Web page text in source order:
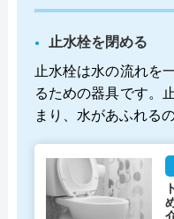
止水栓を閉める
止水栓は水の流れを
るための器具です。
まり、水があふれる